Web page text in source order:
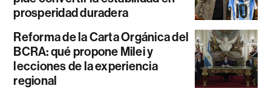
prosperidad duradera
Reforma de la Carta Orgánica del
BCRA: qué propone Milei y
lecciones de la experiencia
regional